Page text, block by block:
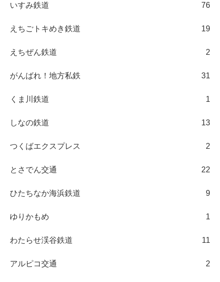
いすみ鉄道 76
えちごトキめき鉄道 19
えちぜん鉄道 2
がんばれ！地方私鉄 31
くま川鉄道 1
しなの鉄道 13
つくばエクスプレス 2
とさでん交通 22
ひたちなか海浜鉄道 9
ゆりかもめ 1
わたらせ渓谷鉄道 11
アルピコ交通 2